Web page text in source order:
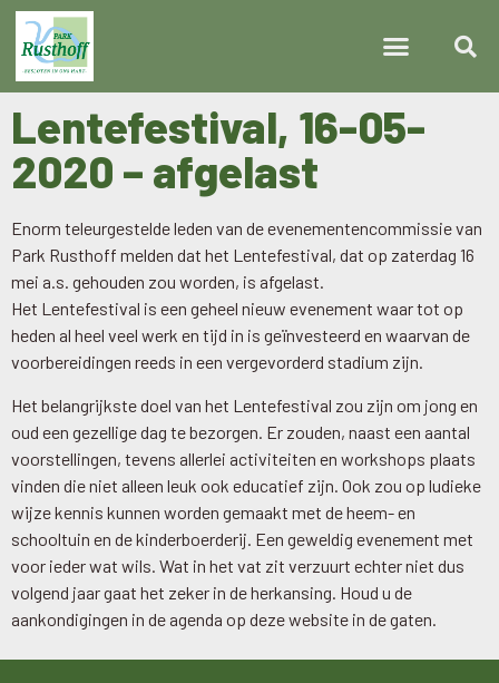
Lentefestival, 16-05-
2020 – afgelast
Enorm teleurgestelde leden van de evenementencommissie van
Park Rusthoff melden dat het Lentefestival, dat op zaterdag 16
mei a.s. gehouden zou worden, is afgelast.
Het Lentefestival is een geheel nieuw evenement waar tot op
heden al heel veel werk en tijd in is geïnvesteerd en waarvan de
voorbereidingen reeds in een vergevorderd stadium zijn.
Het belangrijkste doel van het Lentefestival zou zijn om jong en
oud een gezellige dag te bezorgen. Er zouden, naast een aantal
voorstellingen, tevens allerlei activiteiten en workshops plaats
vinden die niet alleen leuk ook educatief zijn. Ook zou op ludieke
wijze kennis kunnen worden gemaakt met de heem- en
schooltuin en de kinderboerderij. Een geweldig evenement met
voor ieder wat wils. Wat in het vat zit verzuurt echter niet dus
volgend jaar gaat het zeker in de herkansing. Houd u de
aankondigingen in de agenda op deze website in de gaten.